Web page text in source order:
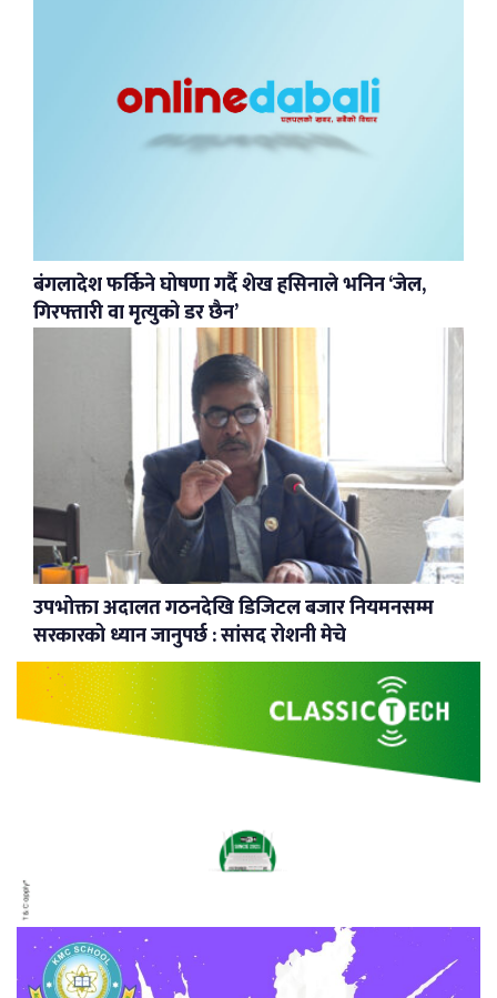
बंगलादेश फर्किने घोषणा गर्दै शेख हसिनाले भनिन ‘जेल,
गिरफ्तारी वा मृत्युको डर छैन’
उपभोक्ता अदालत गठनदेखि डिजिटल बजार नियमनसम्म
सरकारको ध्यान जानुपर्छ : सांसद रोशनी मेचे